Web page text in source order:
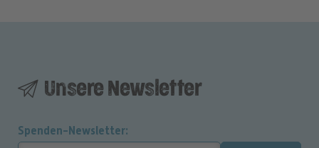
Unsere Newsletter
Spenden-Newsletter